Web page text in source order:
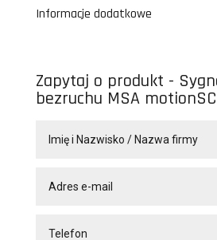
Informacje dodatkowe
Zapytaj o produkt -
bezruchu MSA